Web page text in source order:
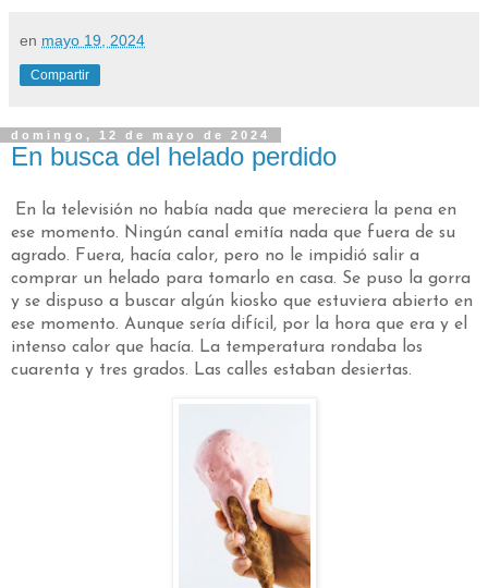
en mayo 19, 2024
Compartir
domingo, 12 de mayo de 2024
En busca del helado perdido
En la televisión no había nada que mereciera la pena en
ese momento. Ningún canal emitía nada que fuera de su
agrado. Fuera, hacía calor, pero no le impidió salir a
comprar un helado para tomarlo en casa. Se puso la gorra
y se dispuso a buscar algún kiosko que estuviera abierto en
ese momento. Aunque sería difícil, por la hora que era y el
intenso calor que hacía. La temperatura rondaba los
cuarenta y tres grados. Las calles estaban desiertas.